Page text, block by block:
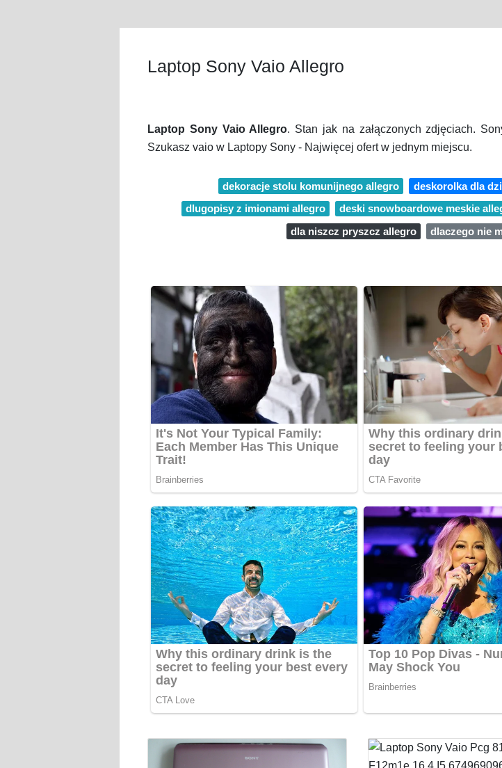
Laptop Sony Vaio Allegro
Laptop Sony Vaio Allegro. Stan jak na załączonych zdjęciach.
Szukasz vaio w Laptopy Sony - Najwięcej ofert w jednym miejscu.
dekoracje stolu komunijnego allegro deskorolka dla
dlugopisy z imionami allegro
deski snowboardowe meskie
dla niszcz pryszcz allegro
dlaczego nie